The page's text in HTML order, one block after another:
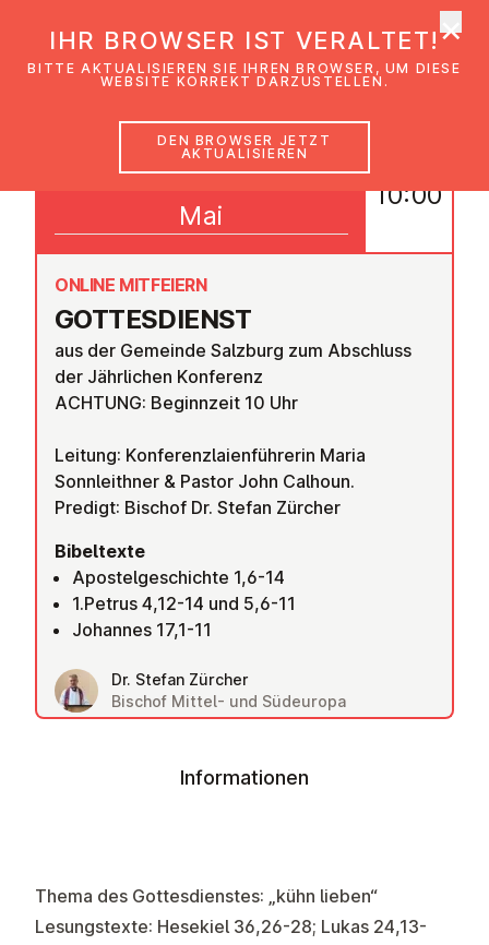
GOT­TES­DIENST
ONLINE MITFEIERN
aus der Gemeinde Salzburg zum Abschluss
der Jährlichen Konferenz
ACHTUNG: Beginnzeit 10 Uhr
Leitung: Konferenzlaienführerin Maria
Sonnleithner & Pastor John Calhoun.
Predigt: Bischof Dr. Stefan Zürcher
Bibeltexte
Apostelgeschichte 1,6-14
1.Petrus 4,12-14 und 5,6-11
Johannes 17,1-11
Dr. Stefan Zürcher
Bischof Mittel- und Südeuropa
17
Mai
10:00
Informationen
Thema des Gottesdienstes: „kühn lieben“
Lesungstexte: Hesekiel 36,26-28; Lukas 24,13-
IHR BROWSER IST VERALTET!
BITTE AKTUALISIEREN SIE IHREN BROWSER, UM DIESE
WEBSITE KORREKT DARZUSTELLEN.
DEN BROWSER JETZT
AKTUALISIEREN
×